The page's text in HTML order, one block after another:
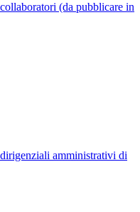
(da pubblicare in
amministrativi di